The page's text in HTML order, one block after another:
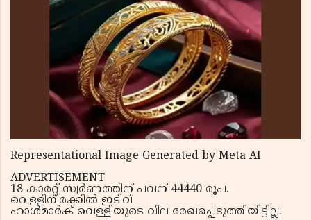
Representational Image Generated by Meta AI
ADVERTISEMENT
18 കാരറ്റ് സ്വര്‍ണത്തിന് പവന് 44440 രൂപ.
വെള്ളിനിരക്കില്‍ ഇടിവ്
ഹാള്‍മാര്‍ക് വെള്ളിയുടെ വില രേഖപ്പെടുത്തിയിട്ടില്ല.